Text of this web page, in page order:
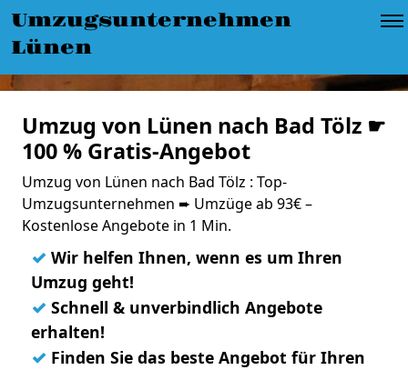
Umzugsunternehmen
Lünen
Umzug von Lünen nach Bad Tölz ☛
100 % Gratis-Angebot
Umzug von Lünen nach Bad Tölz : Top-
Umzugsunternehmen ➨ Umzüge ab 93€ –
Kostenlose Angebote in 1 Min.
✓ Wir helfen Ihnen, wenn es um Ihren
Umzug geht!
✓ Schnell & unverbindlich Angebote
erhalten!
✓ Finden Sie das beste Angebot für Ihren